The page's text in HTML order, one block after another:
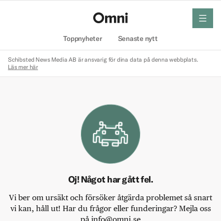
Toppnyheter Senaste nytt
meny
Schibsted News Media AB är ansvarig för dina data på denna webbplats.
Läs mer här
Oj! Något har gått fel.
Vi ber om ursäkt och försöker åtgärda problemet så snart
vi kan, håll ut! Har du frågor eller funderingar? Mejla oss